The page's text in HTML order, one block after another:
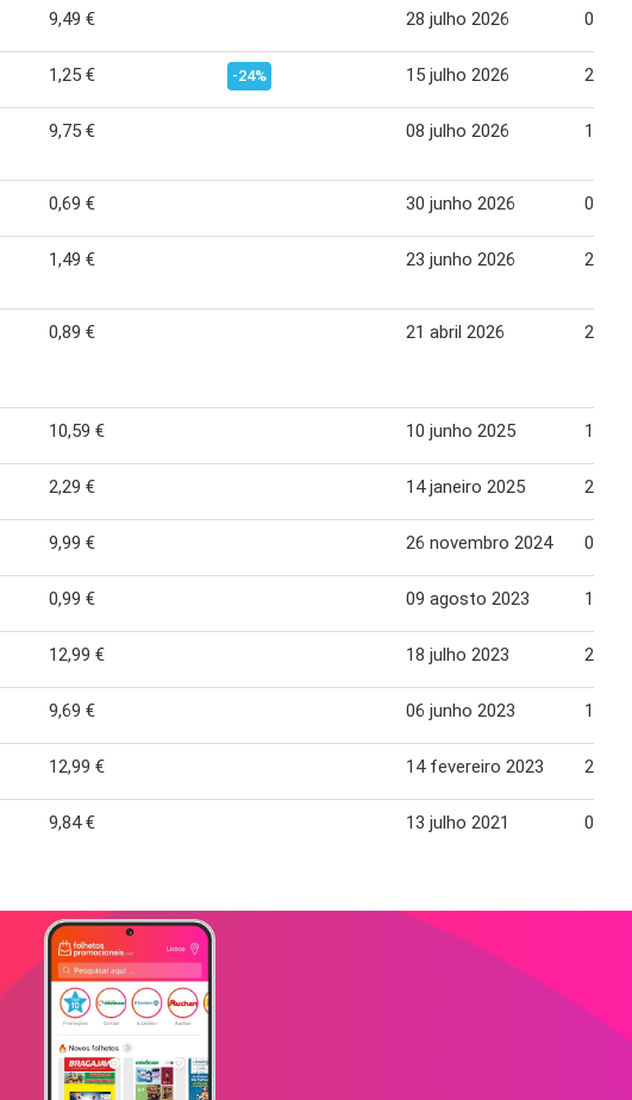
9,49 € 28 julho 2026 03
1,25 € -24% 15 julho 2026 20
9,75 € 08 julho 2026 13
0,69 € 30 junho 2026 06
1,49 € 23 junho 2026 29
0,89 € 21 abril 2026 28
10,59 € 10 junho 2025 16
2,29 € 14 janeiro 2025 20
9,99 € 26 novembro 2024 02
0,99 € 09 agosto 2023 15
12,99 € 18 julho 2023 24
9,69 € 06 junho 2023 12
12,99 € 14 fevereiro 2023 20
9,84 € 13 julho 2021 02